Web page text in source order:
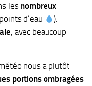
les nombreux
d’eau
).
, avec beaucoup
nous a plutôt
portions ombragées